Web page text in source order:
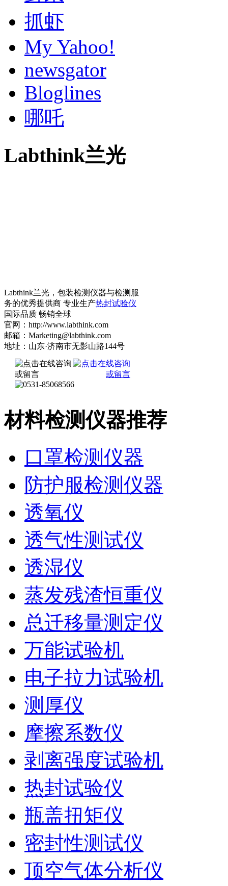
抓虾
My Yahoo!
newsgator
Bloglines
哪吒
Labthink兰光
Labthink兰光，包装检测仪器与检测服
务的优秀提供商 专业生产热封试验仪
国际品质 畅销全球
官网：http://www.labthink.com
邮箱：Marketing@labthink.com
地址：山东·济南市无影山路144号
材料检测仪器推荐
口罩检测仪器
防护服检测仪器
透氧仪
透气性测试仪
透湿仪
蒸发残渣恒重仪
总迁移量测定仪
万能试验机
电子拉力试验机
测厚仪
摩擦系数仪
剥离强度试验机
热封试验仪
瓶盖扭矩仪
密封性测试仪
顶空气体分析仪